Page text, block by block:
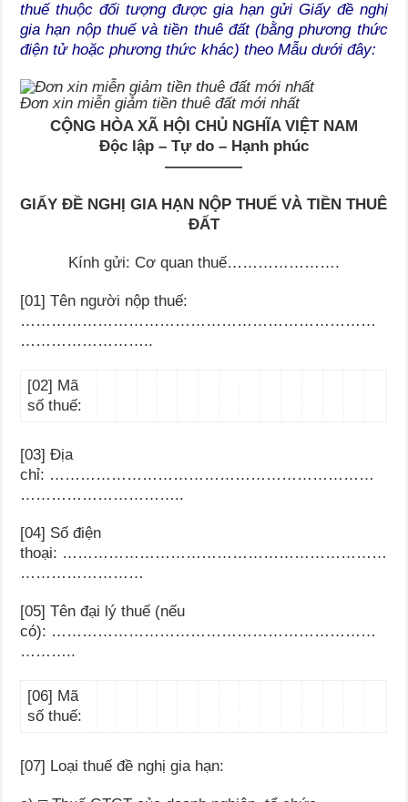
thuế thuộc đối tượng được gia hạn gửi Giấy đề nghị
gia hạn nộp thuế và tiền thuê đất (bằng phương thức
điện tử hoặc phương thức khác) theo Mẫu dưới đây:
Đơn xin miễn giảm tiền thuê đất mới nhất
CỘNG HÒA XÃ HỘI CHỦ NGHĨA VIỆT NAM
Độc lập – Tự do – Hạnh phúc
—————
GIẤY ĐỀ NGHỊ GIA HẠN NỘP THUẾVÀ TIỀN THUÊ
ĐẤT
Kính gửi: Cơ quan thuế………………….
[01] Tên người nộp thuế:
… …………………………………………………………
……………………..
[02] Mã
số thuế:
[03] Địa
chỉ: ………………………………………………………
…………………………..
[04] Số điện
thoại: ………………………………………………………
……………………
[05] Tên đại lý thuế (nếu
có): ………………………………………………………
………..
[06] Mã
số thuế:
[07] Loại thuế đề nghị gia hạn: